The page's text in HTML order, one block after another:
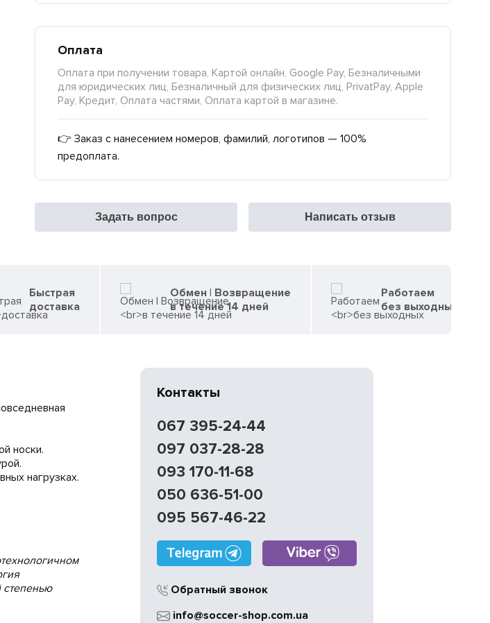
Оплата
Оплата при получении товара, Картой онлайн, Google Pay, Безналичными
для юридических лиц, Безналичный для физических лиц, PrivatPay, Apple
Pay, Кредит, Оплата частями, Оплата картой в магазине.
👉 Заказ с нанесением номеров, фамилий, логотипов — 100%
предоплата.
Задать вопрос Написать отзыв
Быстрая
доставка
Обмен | Возвращение
в течение 14 дней
Работаем
без выходных
носки.
нагрузках.
степенью
Контакты
067 395-24-44
097 037-28-28
093 170-11-68
050 636-51-00
095 567-46-22
Обратный звонок
info@soccer-shop.com.ua